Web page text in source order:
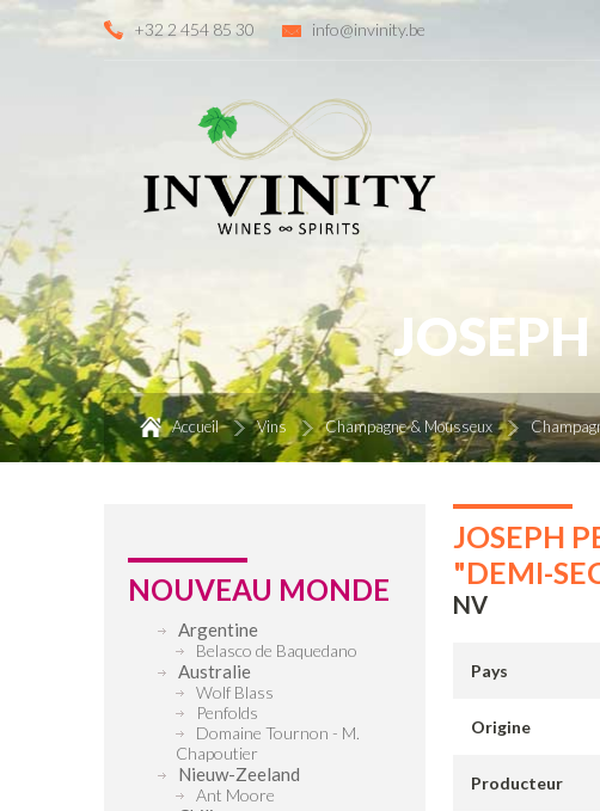
+32 2 454 85 30 info@invinity.be
Accueil Vins Champagne & Mousseux
NOUVEAU MONDE
Argentine
Belasco de Baquedano
Australie
Wolf Blass
Penfolds
Domaine Tournon - M.
Chapoutier
Nieuw-Zeeland
Ant Moore
JOSEPH
"DEMI-
NV
Pays
Origine
Producteur